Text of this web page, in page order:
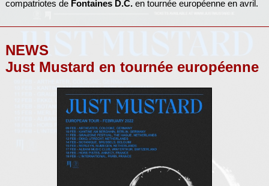
compatriotes de Fontaines D.C.en tournée européenne en avril.
NEWS
Just Mustard en tournée européenne